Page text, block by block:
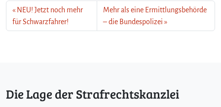
NEU! Jetzt noch mehr
für Schwarzfahrer!
Mehr als eine Ermittlungsbehörde
– die Bundespolizei
Die Lage der Strafrechtskanzlei